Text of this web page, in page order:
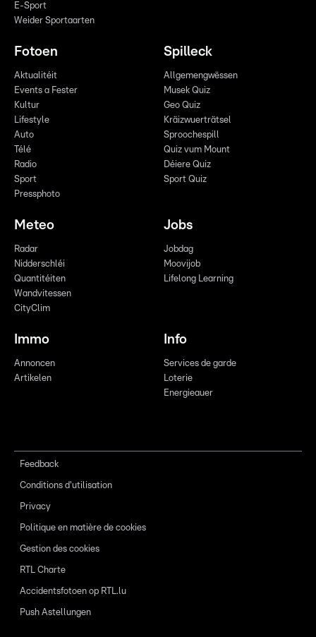
E-Sport
Weider Sportaarten
Fotoen
Aktualitéit
Events a Fester
Kultur
Lifestyle
Auto
Télé
Radio
Sport
Pressphoto
Spilleck
Allgemengwëssen
Musek Quiz
Geo Quiz
Kräizwuerträtsel
Sproochespill
Quiz vum Mount
Déiere Quiz
Sport Quiz
Meteo
Radar
Nidderschléi
Quantitéiten
Wandvitessen
CityClim
Jobs
Jobdag
Moovijob
Lifelong Learning
Immo
Annoncen
Artikelen
Info
Services de garde
Loterie
Energieauer
Feedback
Conditions d'utilisation
Privacy
Politique en matière de cookies
Gestion des cookies
RTL Charte
Accidentsfotoen op RTL.lu
Push Astellungen